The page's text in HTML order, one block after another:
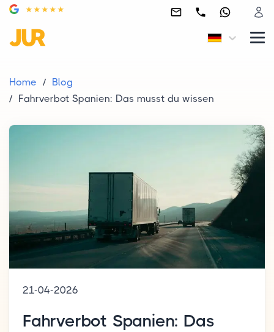
Home
Blog
Fahrverbot Spanien: Das musst du wissen
21-04-2026
Fahrverbot Spanien: Das